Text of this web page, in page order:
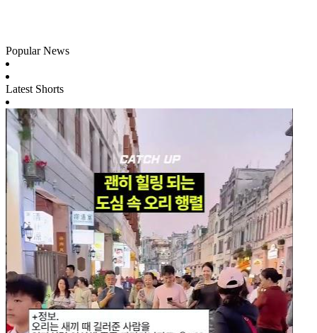
Popular News
Latest Shorts